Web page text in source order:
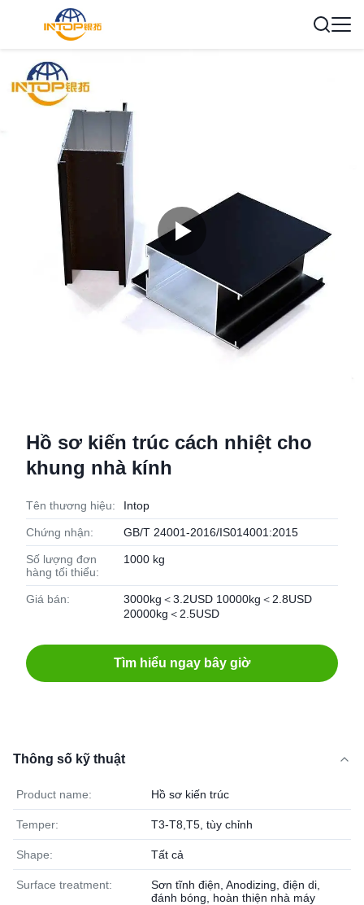
Hồ sơ kiến trúc cách nhiệt cho
khung nhà kính
Tên thương hiệu: Intop
Chứng nhận: GB/T 24001-2016/IS014001:2015
Số lượng đơn
hàng tối thiểu:
1000 kg
Giá bán:
3000kg＜3.2USD 10000kg＜2.8USD
20000kg＜2.5USD
Tìm hiểu ngay bây giờ
Thông số kỹ thuật
Product name: Hồ sơ kiến ​​trúc
Temper: T3-T8,T5, tùy chỉnh
Shape: Tất cả
Surface treatment:
Sơn tĩnh điện, Anodizing, điện di,
đánh bóng, hoàn thiện nhà máy